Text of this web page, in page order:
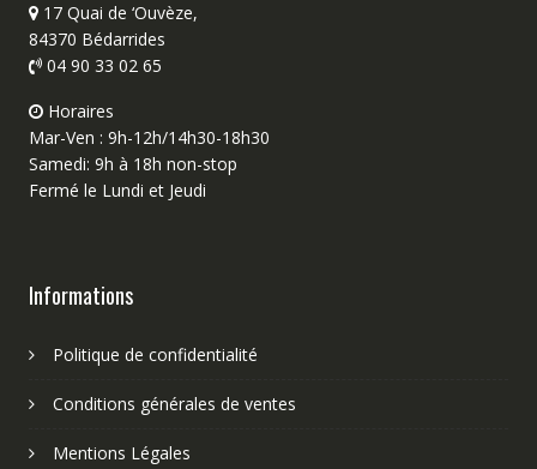
17 Quai de ‘Ouvèze,
84370 Bédarrides
04 90 33 02 65
Horaires
Mar-Ven : 9h-12h/14h30-18h30
Samedi: 9h à 18h non-stop
Fermé le Lundi et Jeudi
Informations
Politique de confidentialité
Conditions générales de ventes
Mentions Légales